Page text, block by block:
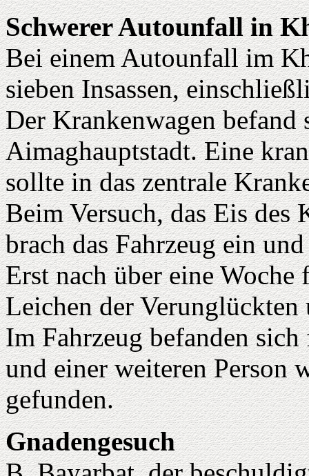
Schwerer Autounfall in
Bei einem Autounfall im
sieben Insassen,
Der Krankenwagen
Aimaghauptstadt. Eine
sollte in das zentrale
Beim Versuch, das Eis des
brach das Fahrzeug ein
Erst nach über eine
Leichen der
Im Fahrzeug befanden
und einer weiteren Person
gefunden.
Gnadengesuch